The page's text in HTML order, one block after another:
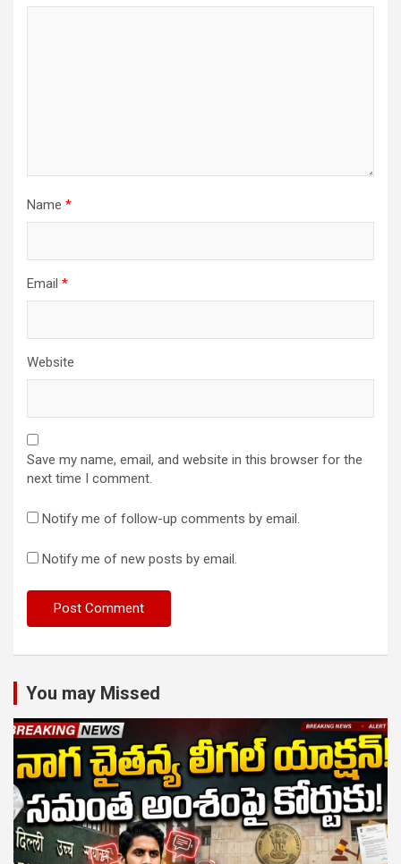
Name *
Email *
Website
Save my name, email, and website in this browser for the
next time I comment.
Notify me of follow-up comments by email.
Notify me of new posts by email.
You may Missed